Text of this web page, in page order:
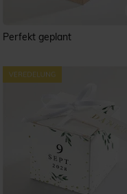
Perfekt geplant